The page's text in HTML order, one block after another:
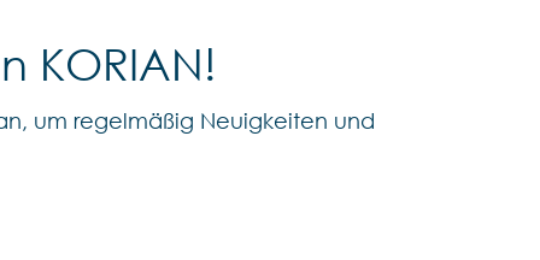
KORIAN!
um regelmäßig Neuigkeiten und